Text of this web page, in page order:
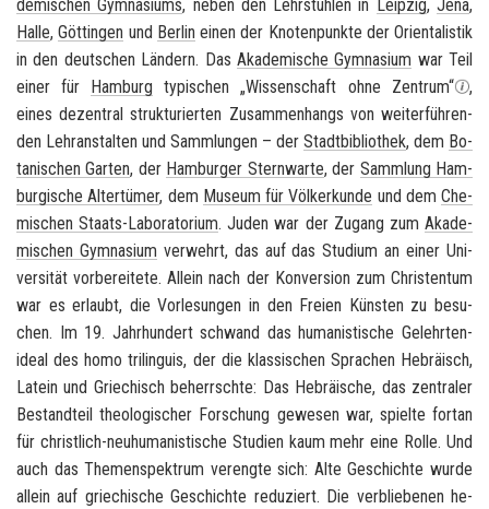
de­mi­schen Gym­na­si­ums, neben den Lehr­stüh­len in Leip­zig,Jena,
Halle,Göt­tin­gen und Ber­lin einen der Kno­ten­punk­te der Ori­en­ta­lis­tik
in den deut­schen Län­dern. Das Aka­de­mi­sche Gym­na­si­um war Teil
einer für Ham­burg ty­pi­schen „Wis­sen­schaft ohne Zen­trum“
,
eines de­zen­tral struk­tu­rier­ten Zu­sam­men­hangs von wei­ter­füh­ren­
den Lehr­an­stal­ten und Samm­lun­gen – der Stadt­bi­blio­thek, dem Bo­
ta­ni­schen Gar­ten, der Ham­bur­ger Stern­war­te, der Samm­lung Ham­
bur­gi­sche Al­ter­tü­mer, dem Mu­se­um für Völ­ker­kun­de und dem Che­
mi­schen Staats-​Laboratorium. Juden war der Zu­gang zumAka­de­
mi­schen Gym­na­si­um ver­wehrt, das auf das Stu­di­um an einer Uni­
ver­si­tät vor­be­rei­te­te. Al­lein nach der Kon­ver­si­on zum Chris­ten­tum
war es er­laubt, die Vor­le­sun­gen in den Frei­en Küns­ten zu be­su­
chen. Im 19. Jahr­hun­dert schwand das hu­ma­nis­ti­sche Ge­lehr­ten­
ide­al deshomo tri­lin­gu­is, der die klas­si­schen Spra­chen He­brä­isch,
La­tein und Grie­chisch be­herrsch­te: Das He­bräi­sche, das zen­tra­ler
Be­stand­teil theo­lo­gi­scher For­schung ge­we­sen war, spiel­te fort­an
für christlich-​neuhumanistische Stu­di­en kaum mehr eine Rolle. Und
auch das The­men­spek­trum ver­eng­te sich: Alte Ge­schich­te wurde
al­lein auf grie­chi­sche Ge­schich­te re­du­ziert. Die ver­blie­be­nen he­